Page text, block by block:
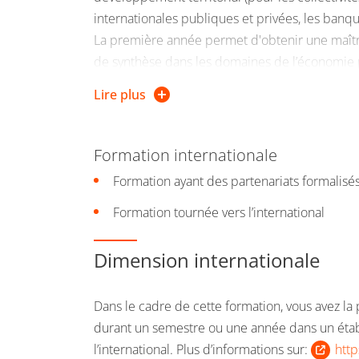
internationales publiques et privées, les
La première année permet d'obtenir une
de synthèse dans les domaines de
approfondir les fondamentaux en économie
organisations pour le développement
Objectifs de la formation :
Former des professionnels et des
Former des consultants et analystes
internationales) et du développement
Acquérir les capacités de piloter des
international
Approfondissement des notions
Lire plus
Formation internationale
Formation ayant des partenariats
Formation tournée vers l’international
Dimension internationale
Dans le cadre de cette formation, vous avez
durant un semestre ou une année dans un
l’international. Plus d’informations sur: